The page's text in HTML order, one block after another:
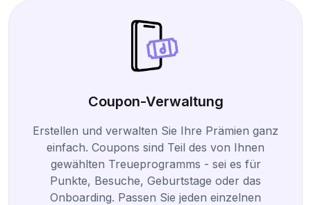
Coupon-Verwaltung
Erstellen und verwalten Sie Ihre Prämien ganz
einfach. Coupons sind Teil des von Ihnen
gewählten Treueprogramms - sei es für
Punkte, Besuche, Geburtstage oder das
Onboarding. Passen Sie jeden einzelnen